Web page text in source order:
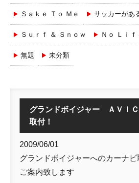
Ｓａｋｅ Ｔｏ Ｍｅ サッカーがあ
Ｓｕｒｆ ＆ Ｓｎｏｗ Ｎｏ Ｌｉｆ
無題 未分類
グランドボイジャー ＡＶＩＣ
取付！
2009/06/01
グランドボイジャーへのカーナ
ご案内致します